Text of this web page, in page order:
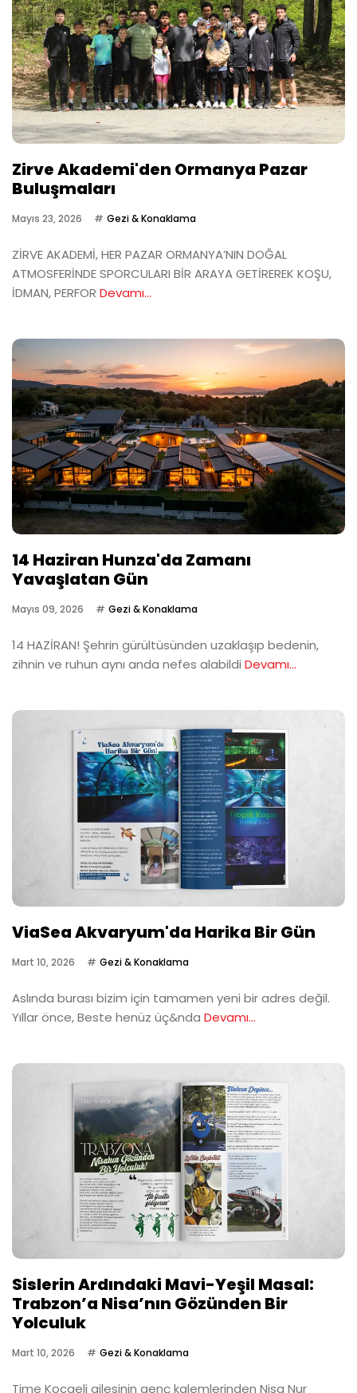
Zirve Akademi'den Ormanya Pazar
Buluşmaları
Mayıs 23, 2026 Gezi & Konaklama
ZİRVE AKADEMİ, HER PAZAR ORMANYA’NIN DOĞAL
ATMOSFERİNDE SPORCULARI BİR ARAYA GETİREREK KOŞU,
İDMAN, PERFOR Devamı...
14 Haziran Hunza'da Zamanı
Yavaşlatan Gün
Mayıs 09, 2026 Gezi & Konaklama
14 HAZİRAN! Şehrin gürültüsünden uzaklaşıp bedenin,
zihnin ve ruhun aynı anda nefes alabildi Devamı...
ViaSea Akvaryum'da Harika Bir Gün
Mart 10, 2026 Gezi & Konaklama
Aslında burası bizim için tamamen yeni bir adres değil.
Yıllar önce, Beste henüz üç&nda Devamı...
Sislerin Ardındaki Mavi-Yeşil Masal:
Trabzon’a Nisa’nın Gözünden Bir
Yolculuk
Mart 10, 2026 Gezi & Konaklama
Time Kocaeli ailesinin genç kalemlerinden Nisa Nur